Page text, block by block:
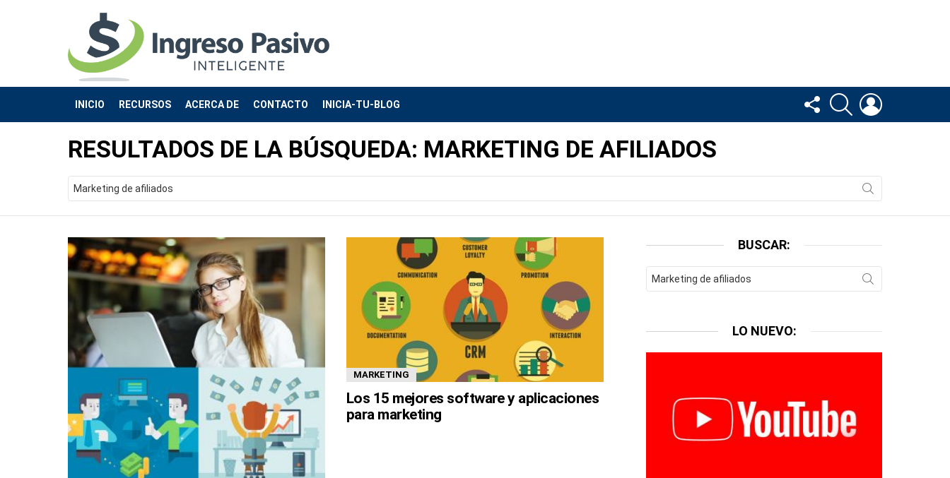
INICIO RECURSOS ACERCA DE CONTACTO INICIA-TU-BLOG
FOLLOW
US
BUSCAR
RESULTADOS DE LA BÚSQUEDA: MARKETING DE AFILIADOS
for:
MARKETING
Los 15 mejores software y aplicaciones
para marketing
BUSCAR:
for:
LO NUEVO: